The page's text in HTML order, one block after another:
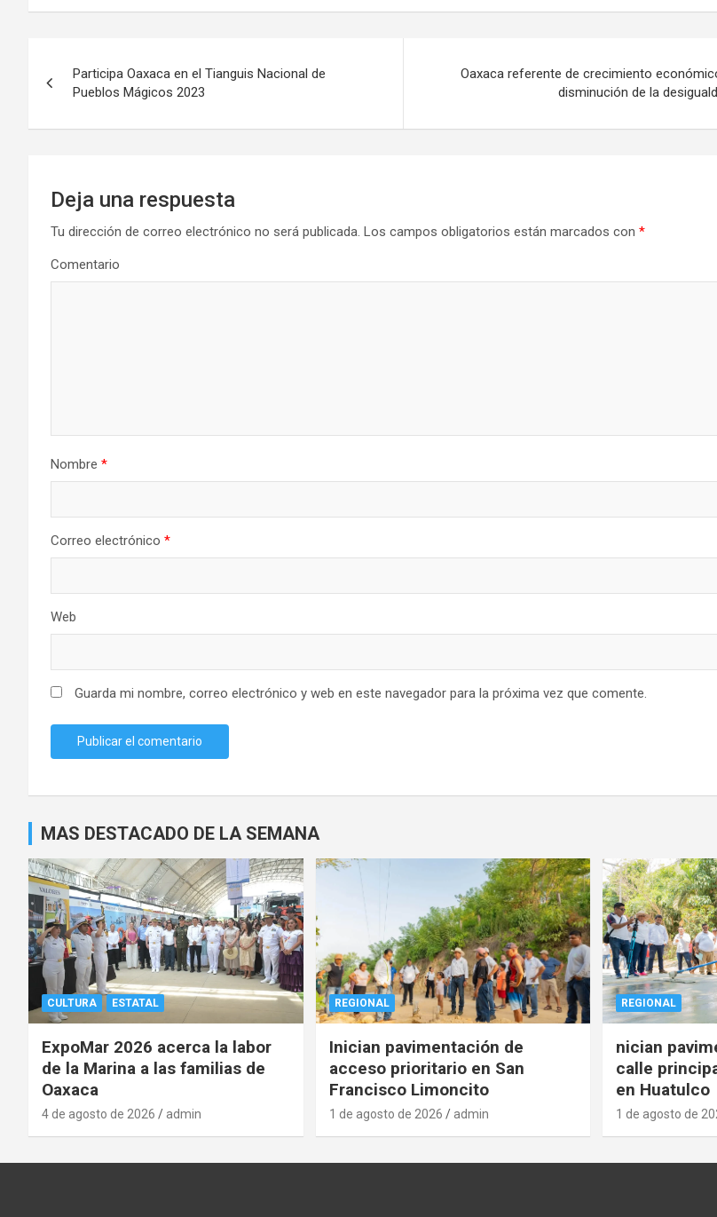
de
entradas
Participa Oaxaca en el Tianguis Nacional de
Pueblos Mágicos 2023
Oaxaca referente de crecimiento
disminución de la
Deja una respuesta
Tu dirección de correo electrónico no será publicada. Los campos obligatorios están marcados con *
Comentario
Nombre *
Correo electrónico *
Web
Guarda mi nombre, correo electrónico y web en este navegador para la próxima vez que comente.
MAS DESTACADO DE LA SEMANA
CULTURA ESTATAL
ExpoMar 2026 acerca la labor
de la Marina a las familias de
Oaxaca
4 de agosto de 2026 admin
REGIONAL
Inician pavimentación de
acceso prioritario en San
Francisco Limoncito
1 de agosto de 2026 admin
REGIONAL
nician
calle
en Huatulco
1 de agosto de